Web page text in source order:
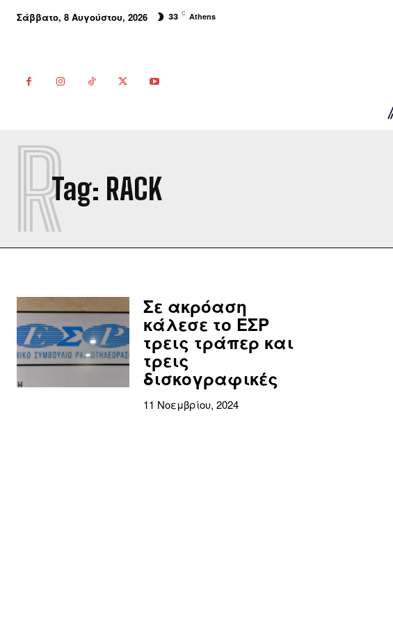
Σάββατο, 8 Αυγούστου, 2026 33 C Athens
Tag: RACK
R
Σε ακρόαση
κάλεσε το ΕΣΡ
τρεις τράπερ και
τρεις
δισκογραφικές
11 Νοεμβρίου, 2024